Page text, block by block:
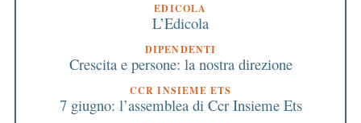
EDICOLA
L’Edicola
DIPENDENTI
Crescita e persone: la nostra direzione
CCR INSIEME ETS
7 giugno: l’assemblea di Ccr Insieme Ets